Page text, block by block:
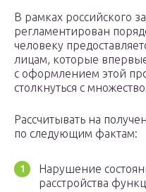
В рамках российского
регламентирован
человеку
лицам, которые
с оформлением этой
столкнуться с
Рассчитывать на
по следующим фактам:
Нарушение
расстройства